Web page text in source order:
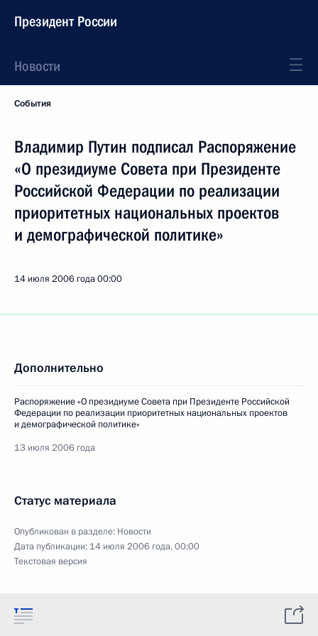
Президент России
Новости
События
Владимир Путин подписал Распоряжение
«О президиуме Совета при Президенте
Российской Федерации по реализации
приоритетных национальных проектов
и демографической политике»
14 июля 2006 года00:00
Дополнительно
Распоряжение «О президиуме Совета при Президенте Российской
Федерации по реализации приоритетных национальных проектов
и демографической политике»
13 июля 2006 года
Статус материала
Опубликован в разделе: Новости
Дата публикации: 14 июля 2006 года, 00:00
Текстовая версия